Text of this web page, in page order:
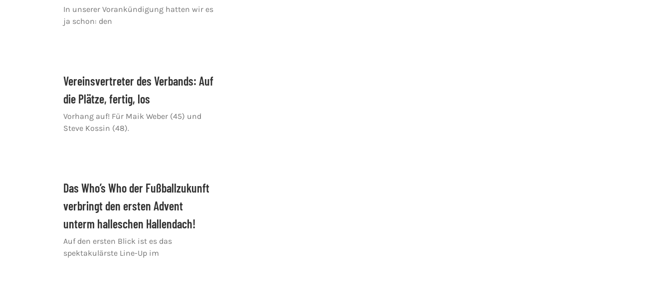
In unserer Vorankündigung hatten wir es
ja schon: den
Vereinsvertreter des Verbands: Auf
die Plätze, fertig, los
Vorhang auf! Für Maik Weber (45) und
Steve Kossin (48).
Das Who’s Who der Fußballzukunft
verbringt den ersten Advent
unterm halleschen Hallendach!
Auf den ersten Blick ist es das
spektakulärste Line-Up im